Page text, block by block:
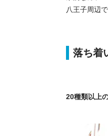
八王子周辺
落ち着
20種類以上